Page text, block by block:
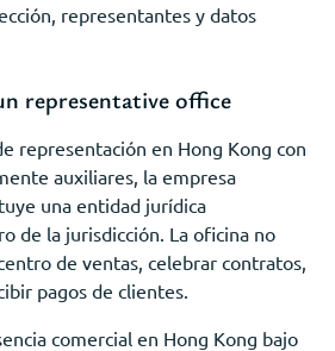
representantes y datos
representative office
representación en Hong Kong con
auxiliares, la empresa
una entidad jurídica
de la jurisdicción. La oficina no
de ventas, celebrar contratos,
pagos de clientes.
comercial en Hong Kong bajo